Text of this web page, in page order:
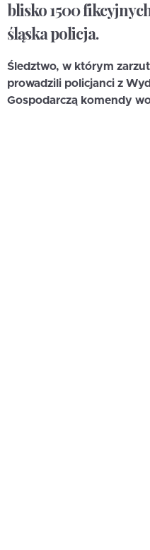
blisko 1500
śląska policja.
Śledztwo, w którym
prowadzili policjanci z
Gospodarczą komendy